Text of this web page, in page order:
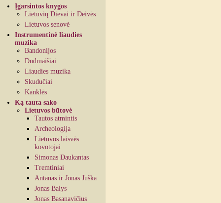
Įgarsintos knygos
Lietuvių Dievai ir Deivės
Lietuvos senovė
Instrumentinė liaudies
muzika
Bandonijos
Dūdmaišiai
Liaudies muzika
Skudučiai
Kanklės
Ką tauta sako
Lietuvos būtovė
Tautos atmintis
Archeologija
Lietuvos laisvės
kovotojai
Simonas Daukantas
Tremtiniai
Antanas ir Jonas Juška
Jonas Balys
Jonas Basanavičius